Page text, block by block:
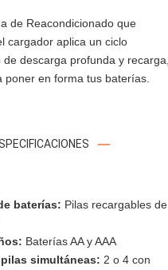
de Reacondicionado que
cargador aplica un ciclo
descarga profunda y recarga,
poner en forma tus baterías.
baterías: Pilas recargables de
Baterías AA y AAA
pilas simultáneas: 2 o 4 con